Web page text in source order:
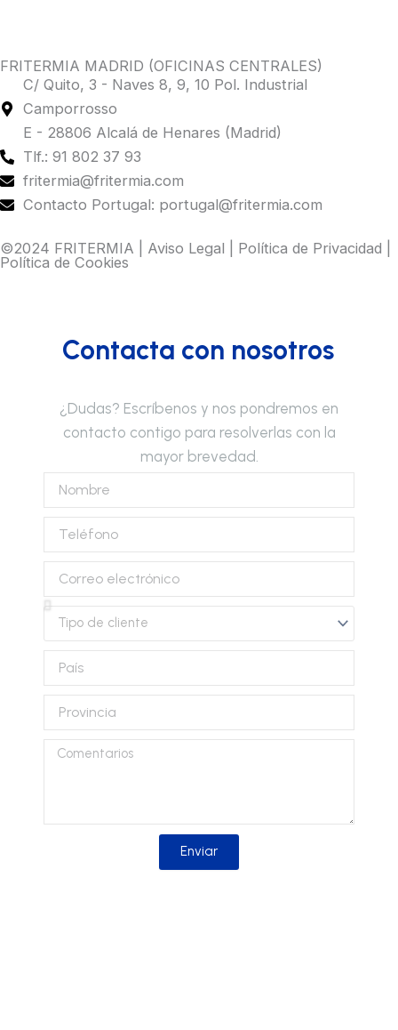
FRITERMIA MADRID (OFICINAS CENTRALES)
C/ Quito, 3 - Naves 8, 9, 10 Pol. Industrial
Camporrosso
E - 28806 Alcalá de Henares (Madrid)
Tlf.: 91 802 37 93
fritermia@fritermia.com
Contacto Portugal: portugal@fritermia.com
©2024 FRITERMIA | Aviso Legal Política de Privacidad
Política de Cookies
Contacta con nosotros
¿Dudas? Escríbenos y nos pondremos en
contacto contigo para resolverlas con la
mayor brevedad.
electrónico
Tipo
cliente
Comentarios
Enviar